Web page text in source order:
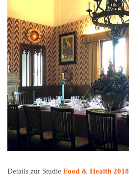
Details zur Studie Food & Health 2018